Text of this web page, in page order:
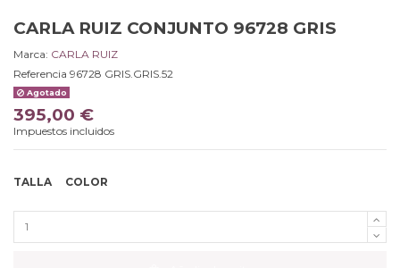
CARLA RUIZ CONJUNTO 96728 GRIS
Marca: CARLA RUIZ
Referencia 96728 GRIS.GRIS.52
Agotado
395,00 €
Impuestos incluidos
TALLA COLOR